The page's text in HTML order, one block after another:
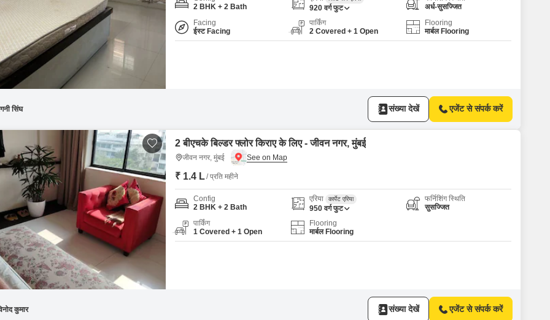
False Ceiling Design
TV Unit Design
Wall Paint Design
Wall Design
Kitchen Tiles Design
Kitchen False Ceiling Design
Staircase Design
Door Design
Crockery Unit Design
Study Room Design
Mortgage Partnerships 2 BHK + 2 Bath
920 वर्ग फुट
अर्ध-सुसज्जित
Facing
ईस्ट Facing
पार्किंग
2 Covered + 1 Open
Flooring
मार्बल Flooring
सिंघ संख्या देखें एजेंट से संपर्क करें
2 बीएचके बिल्डर फ्लोर किराए के लिए - जीवन नगर, मुंबई
जीवन नगर, मुंबई
₹ 1.4 L/ प्रति महीने
Config
2 BHK + 2 Bath
एरिया कार्पेट एरिया
950 वर्ग फुट
फर्निशिंग स्थिति
सुसज्जित
पार्किंग
1 Covered + 1 Open
Flooring
मार्बल Flooring
कुमार संख्या देखें एजेंट से संपर्क करें